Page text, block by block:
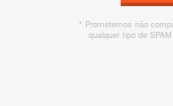
* Prometemos não
qualquer tipo de